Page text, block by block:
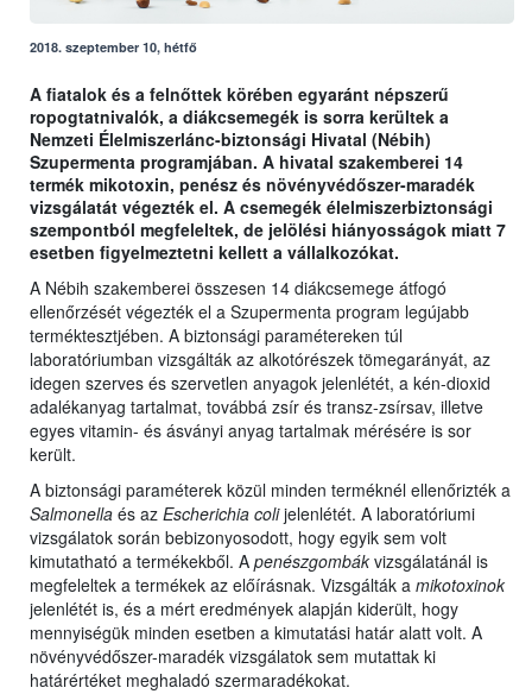
2018. szeptember 10, hétfő
A fiatalok és a felnőttek körében egyaránt népszerű
ropogtatnivalók, a diákcsemegék is sorra kerültek a
Nemzeti Élelmiszerlánc-biztonsági Hivatal (Nébih)
Szupermenta programjában. A hivatal szakemberei 14
termék mikotoxin, penész és növényvédőszer-maradék
vizsgálatát végezték el. A csemegék élelmiszerbiztonsági
szempontból megfeleltek, de jelölési hiányosságok miatt 7
esetben figyelmeztetni kellett a vállalkozókat.
A Nébih szakemberei összesen 14 diákcsemege átfogó
ellenőrzését végezték el a Szupermenta program legújabb
terméktesztjében. A biztonsági paramétereken túl
laboratóriumban vizsgálták az alkotórészek tömegarányát, az
idegen szerves és szervetlen anyagok jelenlétét, a kén-dioxid
adalékanyag tartalmat, továbbá zsír és transz-zsírsav, illetve
egyes vitamin- és ásványi anyag tartalmak mérésére is sor
került.
A biztonsági paraméterek közül minden terméknél ellenőrizték a
Salmonella és az Escherichia colijelenlétét. A laboratóriumi
vizsgálatok során bebizonyosodott, hogy egyik sem volt
kimutatható a termékekből. A penészgombák vizsgálatánál is
megfeleltek a termékek az előírásnak. Vizsgálták a mikotoxinok
jelenlétét is, és a mért eredmények alapján kiderült, hogy
mennyiségük minden esetben a kimutatási határ alatt volt. A
növényvédőszer-maradék vizsgálatok sem mutattak ki
határértéket meghaladó szermaradékokat.